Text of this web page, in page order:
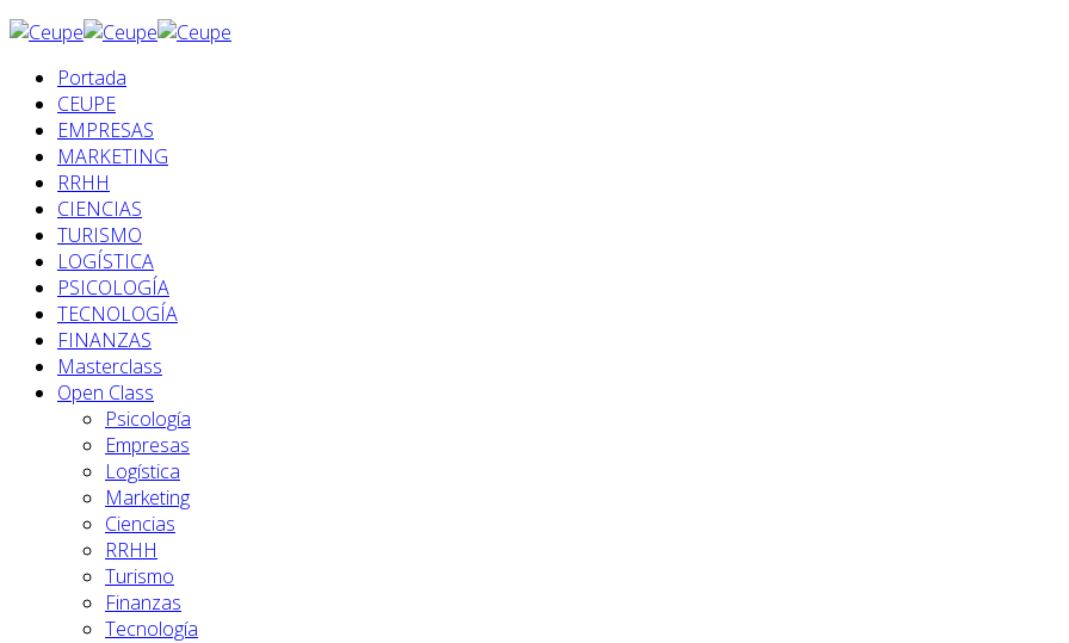
Portada
CEUPE
EMPRESAS
MARKETING
RRHH
CIENCIAS
TURISMO
LOGÍSTICA
PSICOLOGÍA
TECNOLOGÍA
FINANZAS
Masterclass
Open Class
Psicología
Empresas
Logística
Marketing
Ciencias
RRHH
Turismo
Finanzas
Tecnología